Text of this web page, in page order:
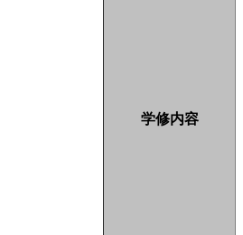
学修内容